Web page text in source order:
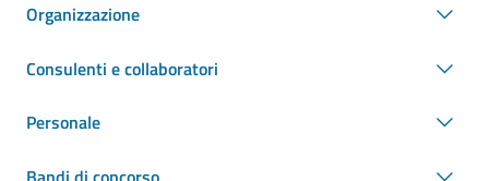
Organizzazione
Consulenti e collaboratori
Personale